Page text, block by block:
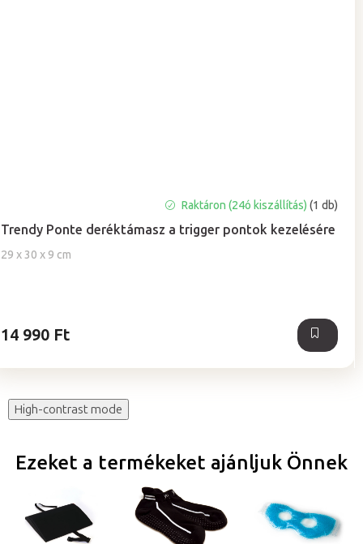
Trendy Ponte deréktámasz a trigger pontok kezelésére
29 x 30 x 9 cm
termék
átlagos
értékelése
Raktáron (24ó kiszállítás)(1 db)
14 990 Ft
High-contrast mode
Ezeket a termékeket ajánljuk Önnek